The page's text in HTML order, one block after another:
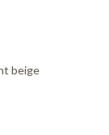
beige